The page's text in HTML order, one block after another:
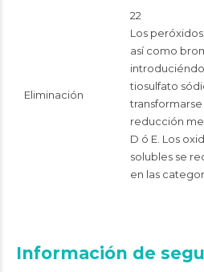
Eliminación
22
Los
así como
tiosulfato
reducción
D ó E. Los
solubles se
en las
Información de